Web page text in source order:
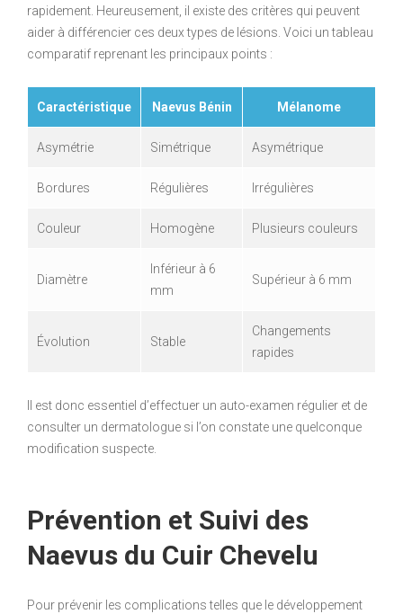
rapidement. Heureusement, il existe des critères qui peuvent
aider à différencier ces deux types de lésions. Voici un tableau
comparatif reprenant les principaux points :
Caractéristique Naevus Bénin Mélanome
Asymétrie Simétrique Asymétrique
Bordures Régulières Irrégulières
Couleur Homogène Plusieurs couleurs
Diamètre
Inférieur à 6
mm
Supérieur à 6 mm
Évolution Stable
Changements
rapides
Il est donc essentiel d’effectuer un auto-examen régulier et de
consulter un dermatologue si l’on constate une quelconque
modification suspecte.
Prévention et Suivi des
Naevus du Cuir Chevelu
Pour prévenir les complications telles que le développement